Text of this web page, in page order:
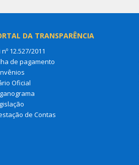
DA TRANSPARÊNCIA
nº 12.527/2011
de pagamento
Oficial
de Contas